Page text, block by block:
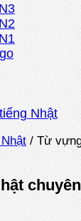
Nhật
/ Từ